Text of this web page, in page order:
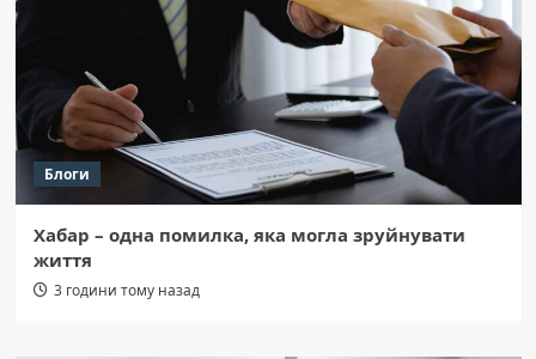
Блоги
Хабар – одна помилка, яка могла зруйнувати
життя
3 години тому назад